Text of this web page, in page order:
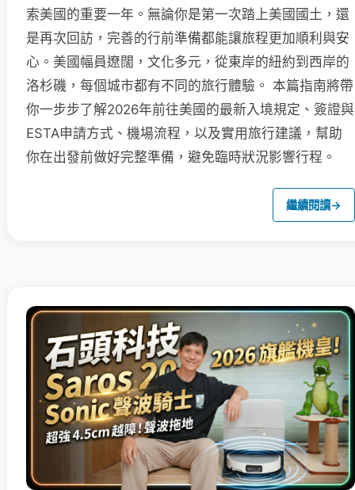
索美國的重要一年。無論你是第一次踏上美國國土，還
是再次回訪，完善的行前準備都能讓旅程更加順利與安
心。美國幅員遼闊，文化多元，從東岸的紐約到西岸的
洛杉磯，每個城市都有不同的旅行體驗。 本篇指南將帶
你一步步了解2026年前往美國的最新入境規定、簽證與
ESTA申請方式、機場流程，以及實用旅行建議，幫助
你在出發前做好完整準備，避免臨時狀況影響行程。
繼續閱讀→